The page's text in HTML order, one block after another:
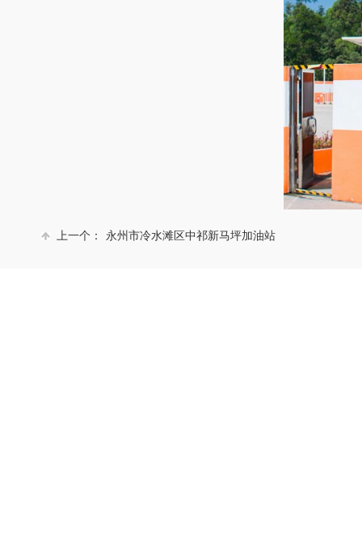
上一个： 永州市冷水滩区中祁新马坪加油站